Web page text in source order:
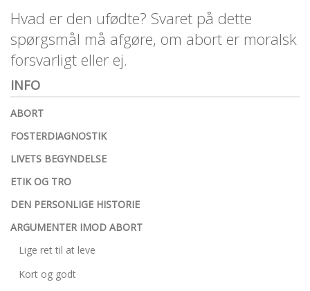
personlige
historie
1.6:
Argumenter
imod
1.7:
Perspektiver
os
2.1:
Aktioner
2.3:
Organisation
2.4:
Abortmindelunden
Hvad er den ufødte? Svaret på dette
spørgsmål må afgøre, om abort er moralsk
forsvarligt eller ej.
INFO
ABORT
FOSTERDIAGNOSTIK
LIVETS BEGYNDELSE
ETIK OG TRO
DEN PERSONLIGE HISTORIE
ARGUMENTER IMOD ABORT
Lige ret til at leve
Kort og godt